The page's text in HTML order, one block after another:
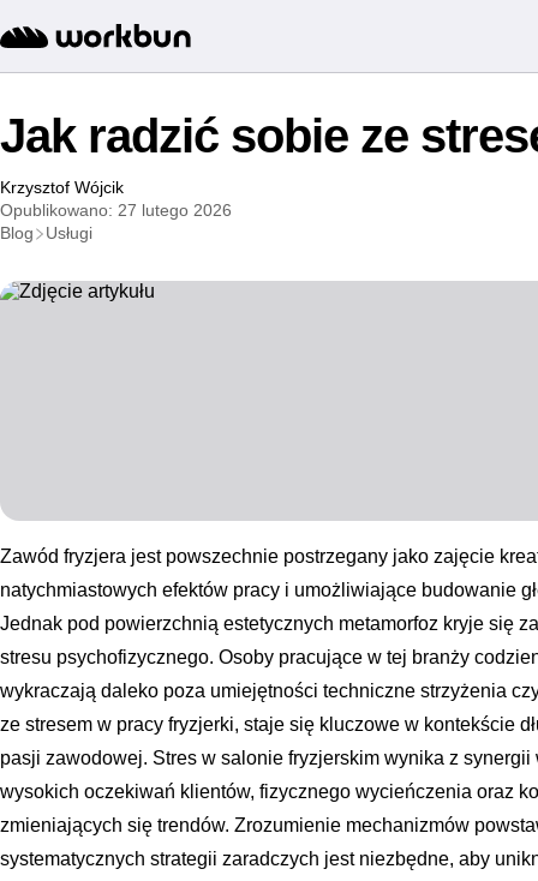
Jak radzić sobie ze
Krzysztof Wójcik
Opublikowano: 27 lutego 2026
Blog
Usługi
Zawód fryzjera jest powszechnie postrzegany jako zajęcie
natychmiastowych efektów pracy i umożliwiające budowanie
Jednak pod powierzchnią estetycznych metamorfoz kryje się
stresu psychofizycznego. Osoby pracujące w tej branży
wykraczają daleko poza umiejętności techniczne strzyżenia
ze stresem w pracy fryzjerki, staje się kluczowe w kontekście
pasji zawodowej. Stres w salonie fryzjerskim wynika z
wysokich oczekiwań klientów, fizycznego wycieńczenia oraz
zmieniających się trendów. Zrozumienie mechanizmów
systematycznych strategii zaradczych jest niezbędne, aby